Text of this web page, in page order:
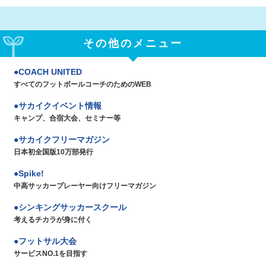
その他のメニュー
COACH UNITED
すべてのフットボールコーチのためのWEB
サカイクイベント情報
キャンプ、合宿大会、セミナー等
サカイクフリーマガジン
日本初全国版10万部発行
Spike!
中高サッカープレーヤー向けフリーマガジン
シンキングサッカースクール
考えるチカラが身に付く
フットサル大会
サービスNO.1を目指す